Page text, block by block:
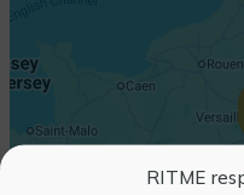
RITME